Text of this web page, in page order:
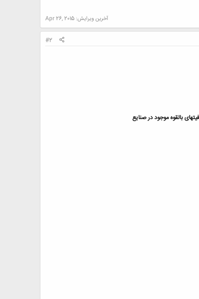
آخرین ویرایش: Apr 26, 2015
#2
بالقوه موجود در صنایع